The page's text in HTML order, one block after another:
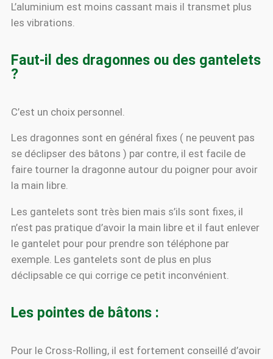
L’aluminium est moins cassant mais il transmet plus
les vibrations.
Faut-il des dragonnes ou des gantelets
?
C’est un choix personnel.
Les dragonnes sont en général fixes ( ne peuvent pas
se déclipser des bâtons ) par contre, il est facile de
faire tourner la dragonne autour du poigner pour avoir
la main libre.
Les gantelets sont très bien mais s’ils sont fixes, il
n’est pas pratique d’avoir la main libre et il faut enlever
le gantelet pour pour prendre son téléphone par
exemple. Les gantelets sont de plus en plus
déclipsable ce qui corrige ce petit inconvénient.
Les pointes de bâtons :
Pour le Cross-Rolling, il est fortement conseillé d’avoir